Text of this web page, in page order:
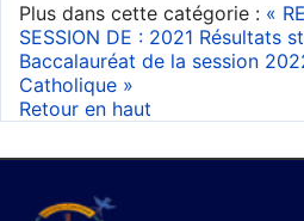
Plus dans cette catégorie : «
SESSION DE : 2021 Résultats
Baccalauréat de la session
Catholique »
Retour en haut